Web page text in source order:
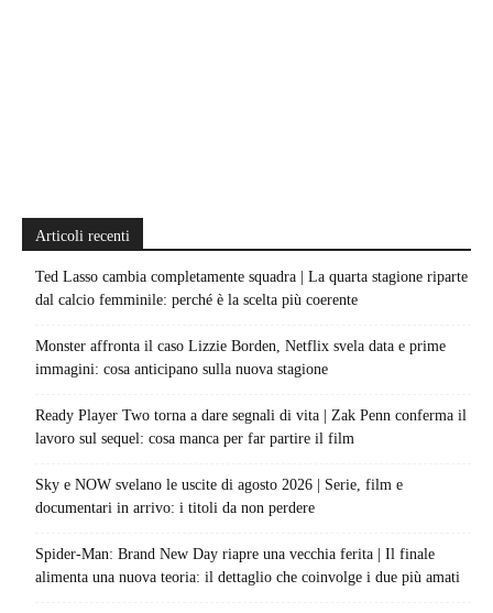
Articoli recenti
Ted Lasso cambia completamente squadra | La quarta stagione riparte
dal calcio femminile: perché è la scelta più coerente
Monster affronta il caso Lizzie Borden, Netflix svela data e prime
immagini: cosa anticipano sulla nuova stagione
Ready Player Two torna a dare segnali di vita | Zak Penn conferma il
lavoro sul sequel: cosa manca per far partire il film
Sky e NOW svelano le uscite di agosto 2026 | Serie, film e
documentari in arrivo: i titoli da non perdere
Spider-Man: Brand New Day riapre una vecchia ferita | Il finale
alimenta una nuova teoria: il dettaglio che coinvolge i due più amati